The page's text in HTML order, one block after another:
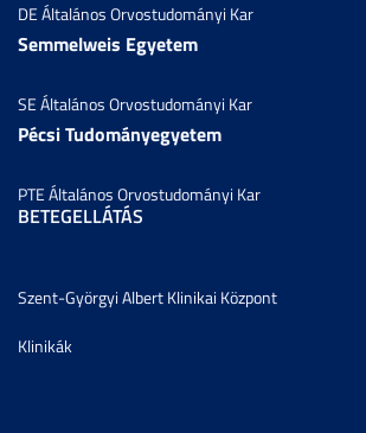
DE Általános Orvostudományi Kar
Semmelweis Egyetem
SE Általános Orvostudományi Kar
Pécsi Tudományegyetem
PTE Általános Orvostudományi Kar
BETEGELLÁTÁS
Szent-Györgyi Albert Klinikai Központ
Klinikák